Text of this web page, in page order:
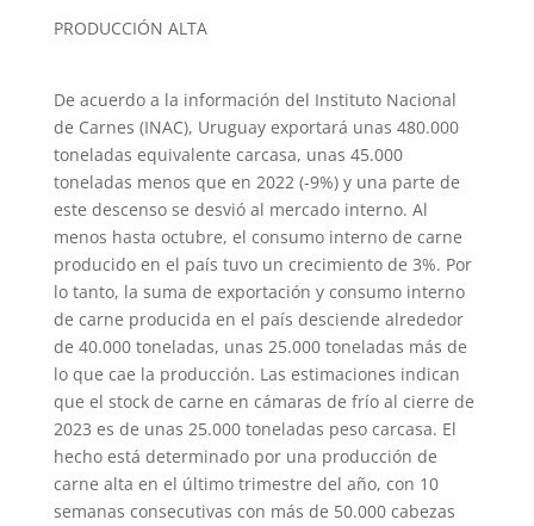
PRODUCCIÓN ALTA
De acuerdo a la información del Instituto Nacional
de Carnes (INAC), Uruguay exportará unas 480.000
toneladas equivalente carcasa, unas 45.000
toneladas menos que en 2022 (-9%) y una parte de
este descenso se desvió al mercado interno. Al
menos hasta octubre, el consumo interno de carne
producido en el país tuvo un crecimiento de 3%. Por
lo tanto, la suma de exportación y consumo interno
de carne producida en el país desciende alrededor
de 40.000 toneladas, unas 25.000 toneladas más de
lo que cae la producción. Las estimaciones indican
que el stock de carne en cámaras de frío al cierre de
2023 es de unas 25.000 toneladas peso carcasa. El
hecho está determinado por una producción de
carne alta en el último trimestre del año, con 10
semanas consecutivas con más de 50.000 cabezas